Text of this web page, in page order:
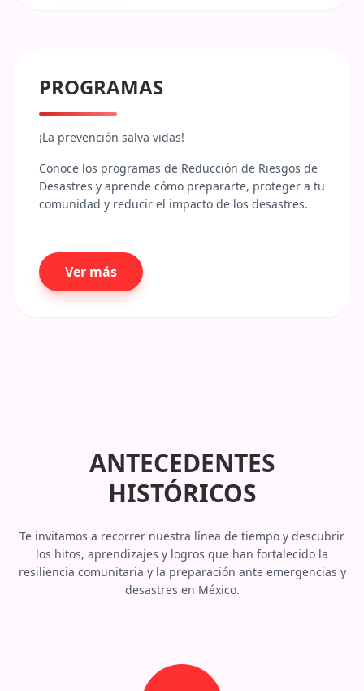
PROGRAMAS
¡La prevención salva vidas!
Conoce los programas de Reducción de Riesgos de
Desastres y aprende cómo prepararte, proteger a tu
comunidad y reducir el impacto de los desastres.
Ver más
ANTECEDENTES
HISTÓRICOS
Te invitamos a recorrer nuestra línea de tiempo y descubrir
los hitos, aprendizajes y logros que han fortalecido la
resiliencia comunitaria y la preparación ante emergencias y
desastres en México.